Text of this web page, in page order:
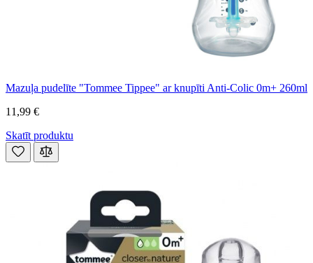
Mazuļa pudelīte "Tommee Tippee" ar knupīti Anti-Colic 0m+ 260ml
11,99 €
Skatīt produktu